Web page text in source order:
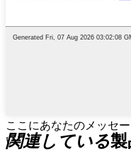
ここにあなたのメッセ
い
関連している製